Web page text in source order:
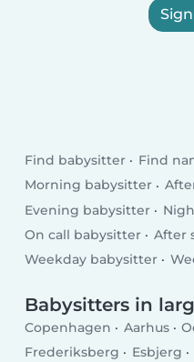
Find babysitter Find
Morning babysitter
Evening babysitter
On call babysitter
After
Weekday babysitter
Babysitters in
Copenhagen Aarhus
Frederiksberg
Esbjerg